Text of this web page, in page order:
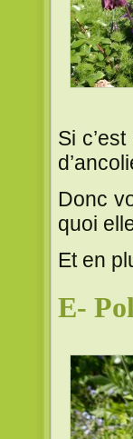
Si
Donc
quoi
Et en
E-